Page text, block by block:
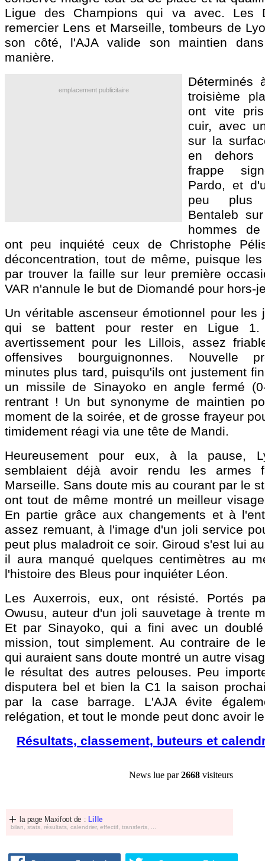
Ligue des Champions qui va avec. Les
remercier Lens et Marseille, tombeurs de
son côté, l'AJA valide son maintien
manière.
emplacement publicitaire
Déterminés
troisième
ont vite
cuir, avec
sur la
en dehors
frappe
Pardo, et
peu plus
Bentaleb
hommes
ont peu inquiété ceux de Christophe
déconcentration, tout de même, puisque
par trouver la faille sur leur première
VAR n'annule le but de Diomandé pour hors-
Un véritable ascenseur émotionnel pour les
qui se battent pour rester en Ligue
avertissement pour les Lillois, assez
offensives bourguignonnes. Nouvelle
minutes plus tard, puisqu'ils ont justement
un missile de Sinayoko en angle fermé
rentrant ! Un but synonyme de maintien
moment de la soirée, et de grosse frayeur
timidement réagi via une tête de Mandi.
Heureusement pour eux, à la pause,
semblaient déjà avoir rendu les armes
Marseille. Sans doute mis au courant par le
ont tout de même montré un meilleur
En partie grâce aux changements et à
assez remuant, à l'image d'un joli service
peut plus maladroit ce soir. Giroud s'est lui
il aura manqué quelques centimètres au
l'histoire des Bleus pour inquiéter Léon.
Les Auxerrois, eux, ont résisté. Portés
Owusu, auteur d'un joli sauvetage à trente
Et par Sinayoko, qui a fini avec un
mission, tout simplement. Au contraire de
qui auraient sans doute montré un autre
le résultat des autres pelouses. Peu
disputera bel et bien la C1 la saison
par la case barrage. L'AJA évite
relégation, et tout le monde peut donc avoir
Résultats, classement, buteurs et
News lue par2668 visiteurs
la page Maxifoot de : Lille
bilan, stats, résultats, calendrier, effectif, transferts, ...